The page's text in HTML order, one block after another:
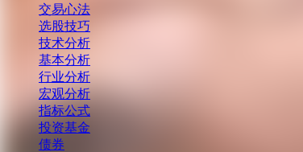
交易心法
选股技巧
技术分析
基本分析
行业分析
宏观分析
指标公式
投资基金
债券